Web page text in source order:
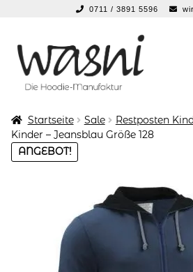
0711 / 3891 5596
Navigation
springen
Inhalt
springen
KONFIGURATOR
SHOP
Startseite Sale Restposten
Kinder – Jeansblau Größe 128
ANGEBOT!